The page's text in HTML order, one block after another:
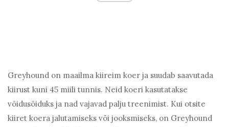
Greyhound on maailma kiireim koer ja suudab saavutada
kiirust kuni 45 miili tunnis. Neid koeri kasutatakse
võidusõiduks ja nad vajavad palju treenimist. Kui otsite
kiiret koera jalutamiseks või jooksmiseks, on Greyhound